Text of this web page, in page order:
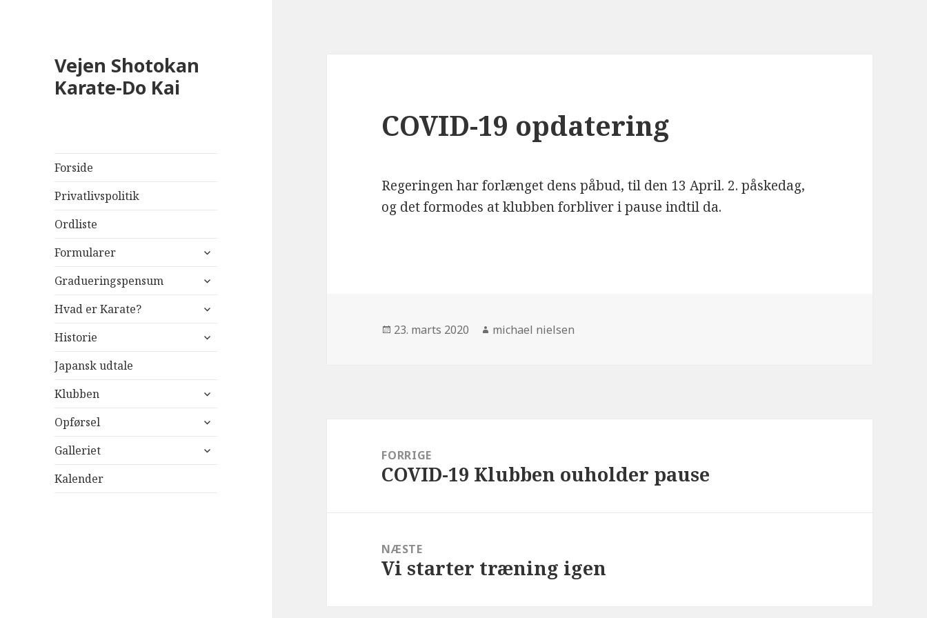
Vejen Shotokan
Karate-Do Kai
Forside
Privatlivspolitik
Ordliste
Formularer
udvid
Gradueringspensum
udvid
Hvad er Karate?
udvid
Historie
udvid
Japansk udtale
Klubben
udvid
Opførsel
udvid
Galleriet
udvid
Kalender
COVID-19 opdatering
Regeringen har forlænget dens påbud, til den 13 April. 2. påskedag,
og det formodes at klubben forbliver i pause indtil da.
Udgivet
23. marts 2020 Forfatter
michael nielsen
FORRIGE
Forrige
COVID-19 Klubben ouholder pause
NÆSTE
Næste
Vi starter træning igen